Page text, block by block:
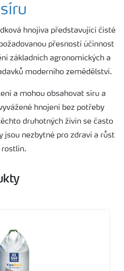
síru
hnojiva představující čisté
přesností účinnost
základních agronomických a
moderního zemědělství.
a mohou obsahovat síru a
hnojení bez potřeby
druhotných živin se často
jsou nezbytné pro zdraví a růst
rostlin.